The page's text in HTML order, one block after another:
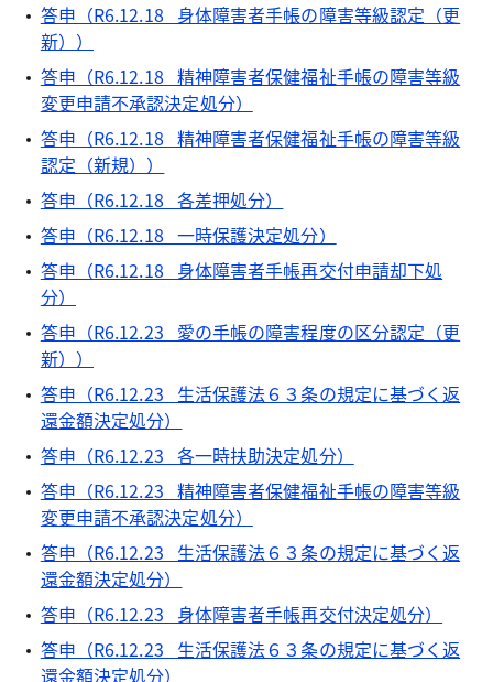
答申（R6.12.18 身体障害者手帳の障害等級認定（更
新））
答申（R6.12.18 精神障害者保健福祉手帳の障害等級
変更申請不承認決定処分）
答申（R6.12.18 精神障害者保健福祉手帳の障害等級
認定（新規））
答申（R6.12.18 各差押処分）
答申（R6.12.18 一時保護決定処分）
答申（R6.12.18 身体障害者手帳再交付申請却下処
分）
答申（R6.12.23 愛の手帳の障害程度の区分認定（更
新））
答申（R6.12.23 生活保護法６３条の規定に基づく返
還金額決定処分）
答申（R6.12.23 各一時扶助決定処分）
答申（R6.12.23 精神障害者保健福祉手帳の障害等級
変更申請不承認決定処分）
答申（R6.12.23 生活保護法６３条の規定に基づく返
還金額決定処分）
答申（R6.12.23 身体障害者手帳再交付決定処分）
答申（R6.12.23 生活保護法６３条の規定に基づく返
還金額決定処分）